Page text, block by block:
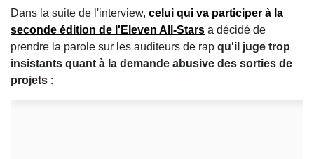
Dans la suite de l'interview, celui qui va participer à la
seconde édition de l'Eleven All-Stars a décidé de
prendre la parole sur les auditeurs de rap qu'il juge trop
insistants quant à la demande abusive des sorties de
projets :